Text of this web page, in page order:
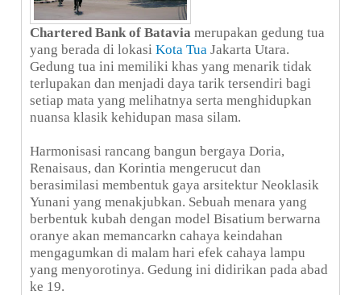
Chartered Bank of Batavia merupakan gedung tua
yang berada di lokasi Kota Tua Jakarta Utara.
Gedung tua ini memiliki khas yang menarik tidak
terlupakan dan menjadi daya tarik tersendiri bagi
setiap mata yang melihatnya serta menghidupkan
nuansa klasik kehidupan masa silam.
Harmonisasi rancang bangun bergaya Doria,
Renaisaus, dan Korintia mengerucut dan
berasimilasi membentuk gaya arsitektur Neoklasik
Yunani yang menakjubkan. Sebuah menara yang
berbentuk kubah dengan model Bisatium berwarna
oranye akan memancarkn cahaya keindahan
mengagumkan di malam hari efek cahaya lampu
yang menyorotinya. Gedung ini didirikan pada abad
ke 19.